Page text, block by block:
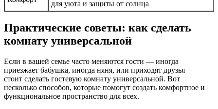
для уюта и защиты от солнца
Практические советы: как сделать
комнату универсальной
Если в вашей семье часто меняются гости — иногда
приезжает бабушка, иногда няня, или приходят друзья —
стоит сделать гостевую комнату универсальной. Вот
несколько способов, которые помогут создать комфортное и
функциональное пространство для всех.